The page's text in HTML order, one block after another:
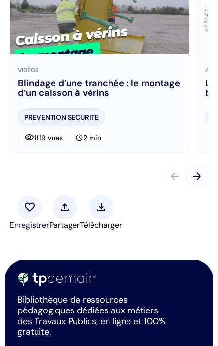
VIDÉOS
Blindage d’une tranchée : le montage
d’un caisson à vérins
PREVENTION SECURITE
visibility1119 vues schedule2 min
arrow_back arrow_forward
favorite
Enregistrer
upload
Partager
download
Télécharger
Bibliothèque de ressources
pédagogiques dédiées aux métiers
des Travaux Publics, en ligne et 100%
gratuite.